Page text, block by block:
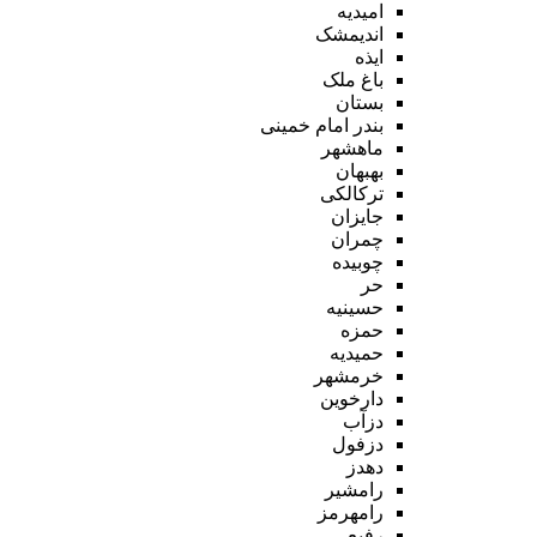
امیدیه
اندیمشک
ایذه
باغ ملک
بستان
بندر امام خمینی
ماهشهر
بهبهان
ترکالکی
جایزان
چمران
چوبیده
حر
حسینیه
حمزه
حمیدیه
خرمشهر
دارخوین
دزآب
دزفول
دهدز
رامشیر
رامهرمز